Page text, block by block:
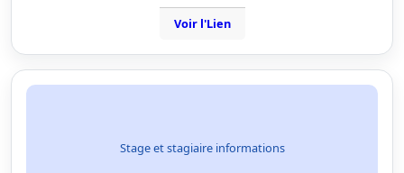
Voir l'Lien
Stage et stagiaire informations